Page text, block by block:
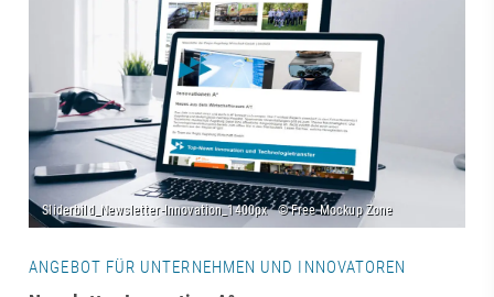
ANGEBOT FÜR UNTERNEHMEN UND INNOVATOREN